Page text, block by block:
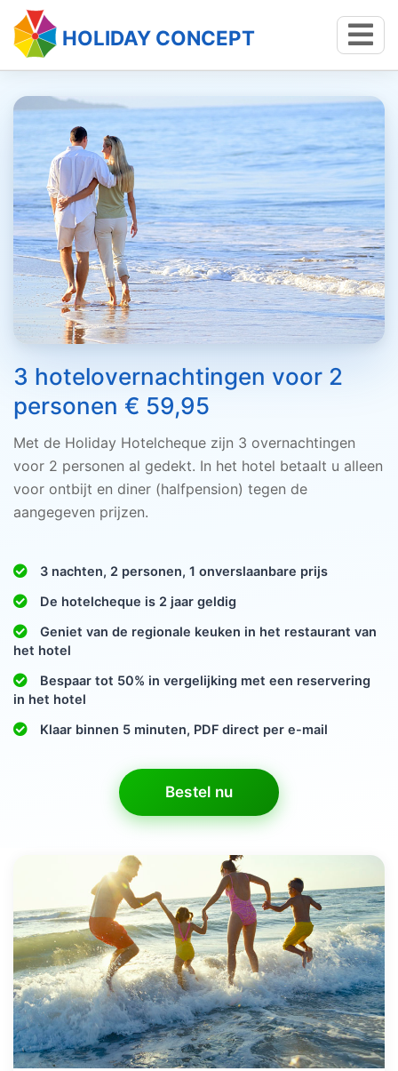
HOLIDAY CONCEPT
3 hotelovernachtingen voor 2
personen € 59,95
Met de Holiday Hotelcheque zijn 3 overnachtingen
voor 2 personen al gedekt. In het hotel betaalt u alleen
voor ontbijt en diner (halfpension) tegen de
aangegeven prijzen.
3 nachten, 2 personen, 1 onverslaanbare prijs
De hotelcheque is 2 jaar geldig
Geniet van de regionale keuken in het restaurant van
het hotel
Bespaar tot 50% in vergelijking met een reservering
in het hotel
Klaar binnen 5 minuten, PDF direct per e-mail
Bestel nu